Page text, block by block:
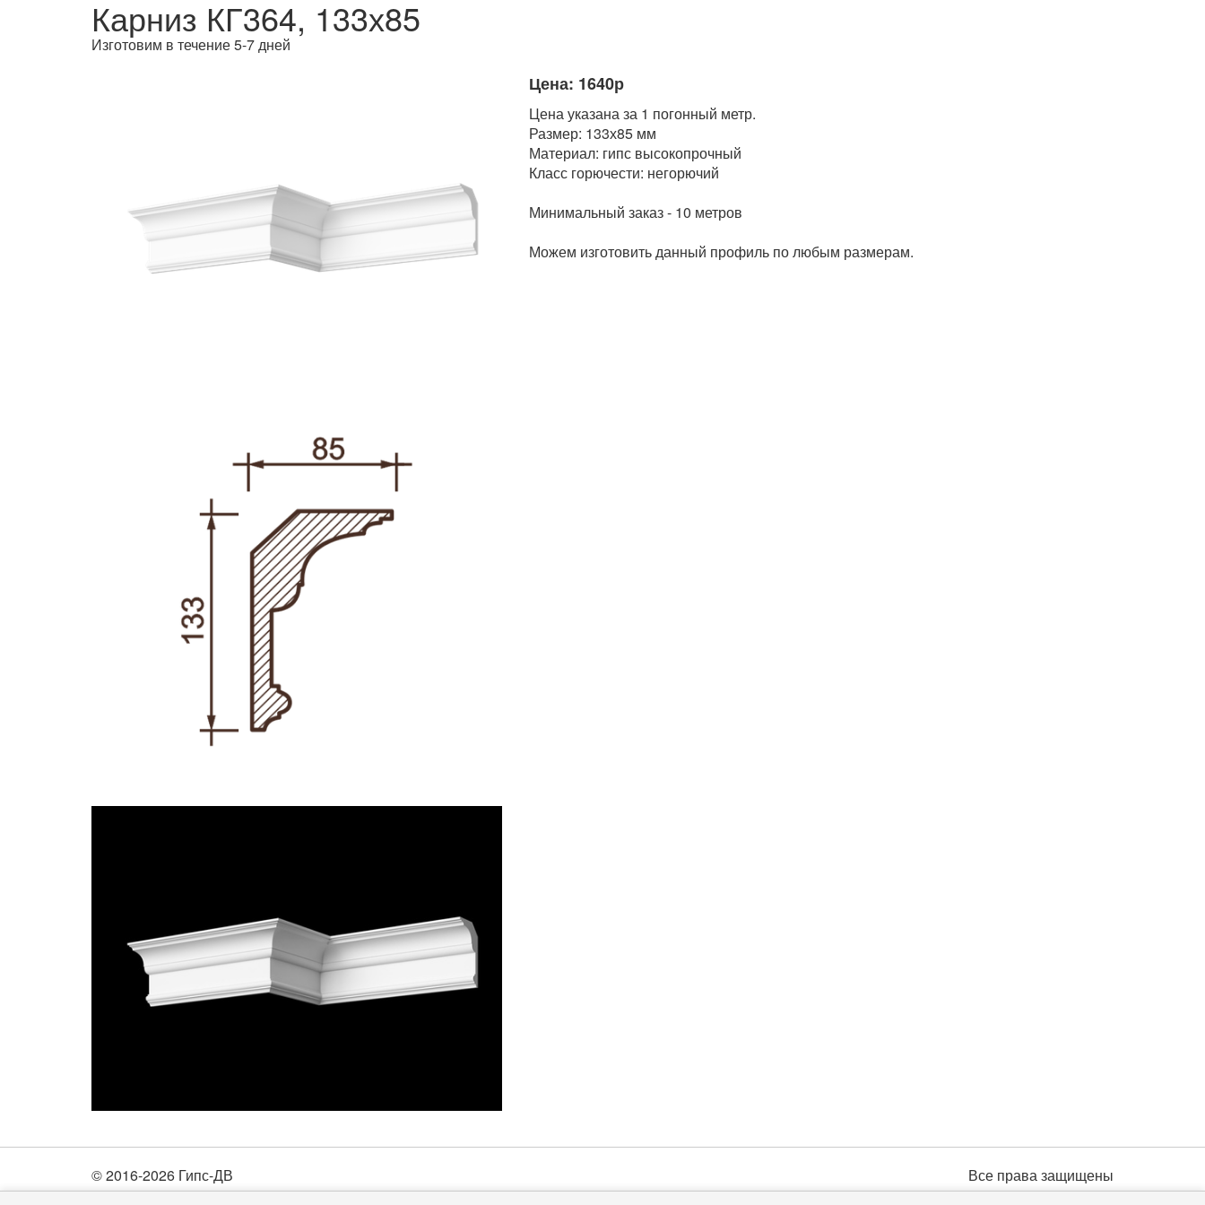
Карниз КГ364, 133х85
Изготовим в течение 5-7 дней
Цена: 1640р
Цена указана за 1 погонный метр.
Размер: 133х85 мм
Материал: гипс высокопрочный
Класс горючести: негорючий
Минимальный заказ - 10 метров
Можем изготовить данный профиль по любым размерам.
© 2016-2026 Гипс-ДВ Все права защищены